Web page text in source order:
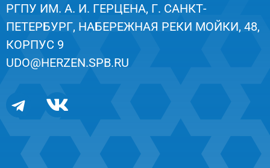
РГПУ ИМ. А. И. ГЕРЦЕНА, Г. САНКТ-
ПЕТЕРБУРГ, НАБЕРЕЖНАЯ РЕКИ МОЙКИ, 48,
КОРПУС 9
UDO@HERZEN.SPB.RU